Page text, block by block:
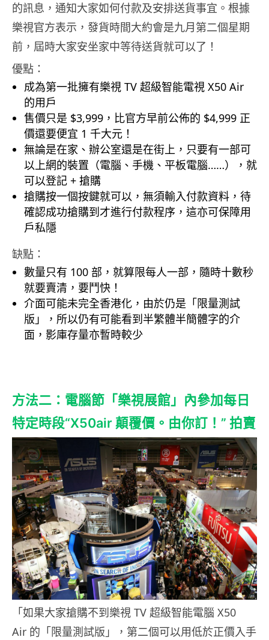
的訊息，通知大家如何付款及安排送貨事宜。根據
樂視官方表示，發貨時間大約會是九月第二個星期
前，屆時大家安坐家中等待送貨就可以了！
優點：
成為第一批擁有樂視 TV 超級智能電視 X50 Air
的用戶
售價只是 $3,999，比官方早前公佈的 $4,999 正
價還要便宜 1 千大元！
無論是在家、辦公室還是在街上，只要有一部可
以上網的裝置（電腦、手機、平板電腦……），就
可以登記 + 搶購
搶購按一個按鍵就可以，無須輸入付款資料，待
確認成功搶購到才進行付款程序，這亦可保障用
戶私隱
缺點：
數量只有 100 部，就算限每人一部，隨時十數秒
就要賣清，要鬥快！
介面可能未完全香港化，由於仍是「限量測試
版」，所以仍有可能看到半繁體半簡體字的介
面，影庫存量亦暫時較少
方法二：電腦節「樂視展館」內參加每日
特定時段“X50air 顛覆價。由你訂！” 拍賣
「如果大家搶購不到樂視 TV 超級智能電腦 X50
Air 的「限量測試版」，第二個可以用低於正價入手